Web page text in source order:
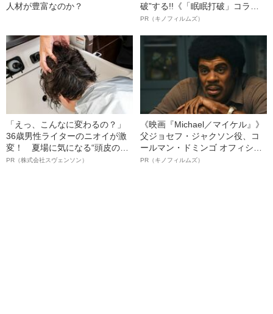
人材が豊富なのか？
破”する!!《「眠眠打破」コラ
ボ》
PR（キノフィルムズ）
「えっ、こんなに変わるの？」
36歳男性ライターのニオイが激
変！ 夏場に気になる“頭皮のニ
オイ”や“ベタつき”を解消す
PR（株式会社スヴェンソン）
《映画『Michael／マイケル』》
父ジョセフ・ジャクソン役、コ
ールマン・ドミンゴ オフィシャ
ルインタビュー“観客を魅了した
PR（キノフィルムズ）